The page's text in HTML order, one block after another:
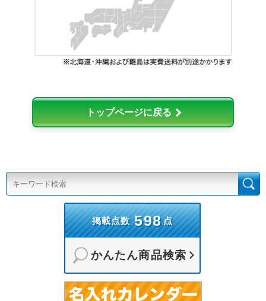
トップページに戻る
掲載点数 598点
かんたん商品検索